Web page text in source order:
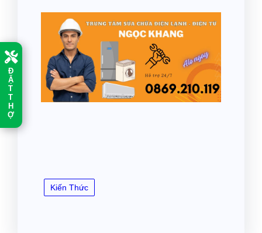
Đ
Ặ
T
T
H
Ợ
Kiến Thức